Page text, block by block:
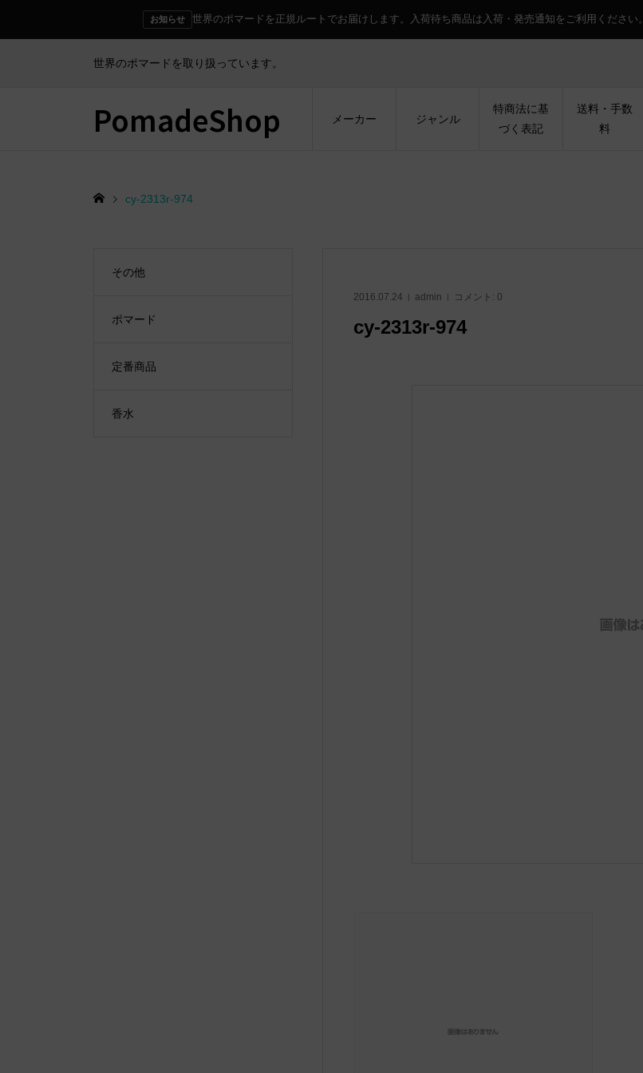
お知らせ 世界のポマードを正規ルートでお届けします。入荷待ち商品は入荷・発売通知をご利用ください。
世界のポマードを取り扱っています。
PomadeShop メーカー ジャンル
特商法に基
づく表記
送料・手数
料
cy-2313r-974
2016.07.24 admin コメント: 0
cy-2313r-974
その他
ポマード
定番商品
香水